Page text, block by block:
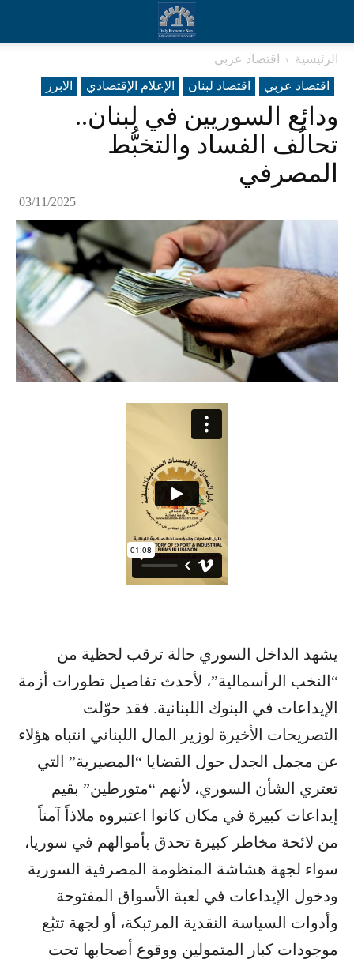
الرئيسية
اقتصاد عربي
اقتصاد عربي
اقتصاد لبنان الإعلام الإقتصادي الابرز
ودائع السوريين في لبنان..
تحالُف الفساد والتخبُّط
المصرفي
03/11/2025
يشهد الداخل السوري حالة ترقب لحظية من
“النخب الرأسمالية”، لأحدث تفاصيل تطورات أزمة
الإيداعات في البنوك اللبنانية. فقد حوّلت
التصريحات الأخيرة لوزير المال اللبناني انتباه هؤلاء
عن مجمل الجدل حول القضايا “المصيرية” التي
تعتري الشأن السوري، لأنهم “متورطين” بقيم
إيداعات كبيرة في مكان كانوا اعتبروه ملاذاً آمناً
من لائحة مخاطر كبيرة تحدق بأموالهم في سوريا،
سواء لجهة هشاشة المنظومة المصرفية السورية
ودخول الإيداعات في لعبة الأسواق المفتوحة
وأدوات السياسة النقدية المرتبكة، أو لجهة تتبّع
موجودات كبار المتمولين ووقوع أصحابها تحت